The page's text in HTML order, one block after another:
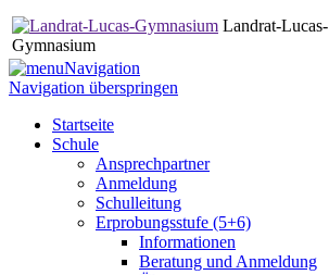
Landrat-Lucas-
Gymnasium
Navigation
Navigation überspringen
Startseite
Schule
Ansprechpartner
Anmeldung
Schulleitung
Erprobungsstufe (5+6)
Informationen
Beratung und Anmeldung